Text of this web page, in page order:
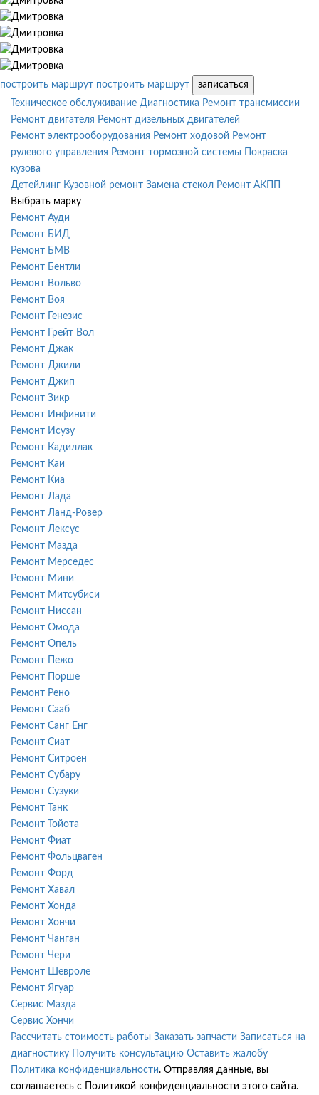
построить маршрут построить маршрут
записаться
Техническое обслуживание Диагностика Ремонт трансмиссии
Ремонт двигателя Ремонт дизельных двигателей
Ремонт электрооборудования Ремонт ходовой Ремонт
рулевого управления Ремонт тормозной системы
Покраска
кузова
Детейлинг Кузовной ремонт Замена стекол Ремонт АКПП
Выбрать марку
Ремонт Ауди
Ремонт БИД
Ремонт БМВ
Ремонт Бентли
Ремонт Вольво
Ремонт Воя
Ремонт Генезис
Ремонт Грейт Вол
Ремонт Джак
Ремонт Джили
Ремонт Джип
Ремонт Зикр
Ремонт Инфинити
Ремонт Исузу
Ремонт Кадиллак
Ремонт Каи
Ремонт Киа
Ремонт Лада
Ремонт Ланд-Ровер
Ремонт Лексус
Ремонт Мазда
Ремонт Мерседес
Ремонт Мини
Ремонт Митсубиси
Ремонт Ниссан
Ремонт Омода
Ремонт Опель
Ремонт Пежо
Ремонт Порше
Ремонт Рено
Ремонт Сааб
Ремонт Санг Енг
Ремонт Сиат
Ремонт Ситроен
Ремонт Субару
Ремонт Сузуки
Ремонт Танк
Ремонт Тойота
Ремонт Фиат
Ремонт Фольцваген
Ремонт Форд
Ремонт Хавал
Ремонт Хонда
Ремонт Хончи
Ремонт Чанган
Ремонт Чери
Ремонт Шевроле
Ремонт Ягуар
Сервис Мазда
Сервис Хончи
Рассчитать стоимость работы Заказать запчасти Записаться на
диагностику
Получить консультацию Оставить жалобу
Политика конфиденциальности. Отправляя данные, вы
соглашаетесь с Политикой конфиденциальности этого сайта.